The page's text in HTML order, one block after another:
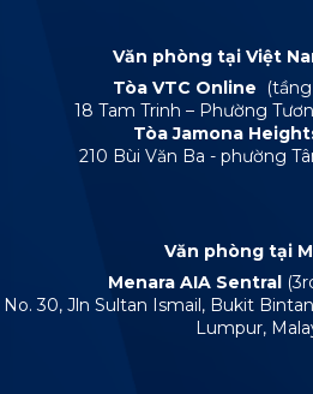
Văn phòng tại Việt
Tòa VTC Online
18 Tam Trinh – Phường
Tòa Jamona
210 Bùi Văn Ba - phường
Văn phòng tại
Menara AIA Sentral
No. 30, Jln Sultan Ismail, Bukit
Lumpur,